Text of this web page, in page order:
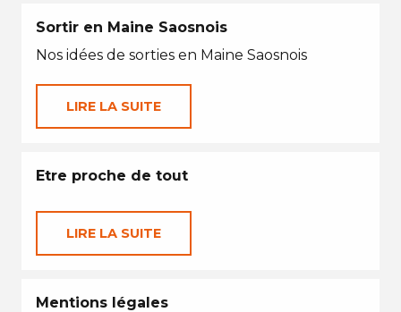
Sortir en Maine Saosnois
Nos idées de sorties en Maine Saosnois
LIRE LA SUITE
Etre proche de tout
LIRE LA SUITE
Mentions légales